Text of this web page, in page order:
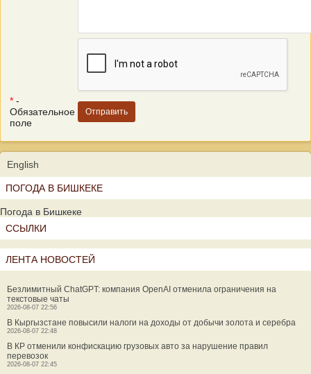
* -
Обязательное
поле
English
ПОГОДА В БИШКЕКЕ
Погода в Бишкеке
ССЫЛКИ
ЛЕНТА НОВОСТЕЙ
Безлимитный ChatGPT: компания OpenAI отменила ограничения на
текстовые чаты
2026-08-07 22:56
В Кыргызстане повысили налоги на доходы от добычи золота и серебра
2026-08-07 22:48
В КР отменили конфискацию грузовых авто за нарушение правил
перевозок
2026-08-07 22:45